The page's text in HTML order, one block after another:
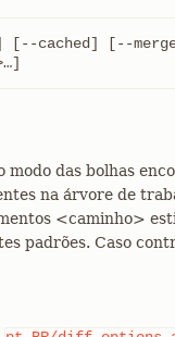
[--cached] [--
modo das bolhas
na árvore de
<caminho>
padrões. Caso